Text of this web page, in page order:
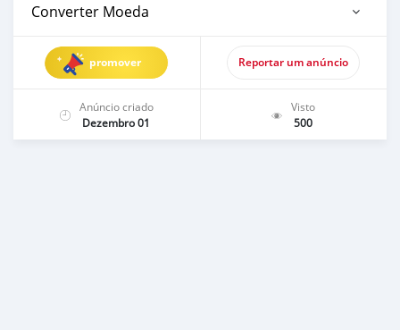
Converter Moeda
promover Reportar um anúncio
Anúncio criado
Dezembro 01
Visto
500